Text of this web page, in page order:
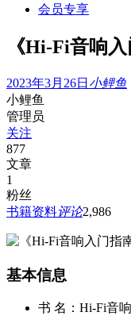
会员专享
《Hi-Fi音响
2023年3月26日 小鲤鱼
小鲤鱼
管理员
关注
877
文章
1
粉丝
书籍资料评论2,986
基本信息
书 名：Hi-Fi音